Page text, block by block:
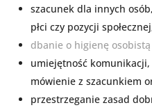
szacunek dla innych
płci czy pozycji
dbanie o higienę osobistą
umiejętność komunikacji,
mówienie z szacunkiem
przestrzeganie zasad